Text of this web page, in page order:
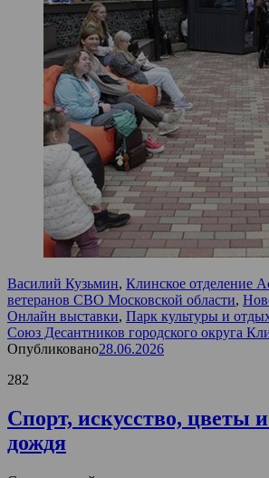
Василий Кузьмин, Клинское отделение
ветеранов СВО Московской области,
Онлайн выставки, Парк культуры и
Союз Десантников городского округа
Опубликовано28.06.2026
282
Спорт, искусство, цветы
дождя